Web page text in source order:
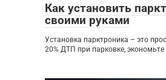
Как установить
своими руками
Установка парктроника – это
20% ДТП при парковке,